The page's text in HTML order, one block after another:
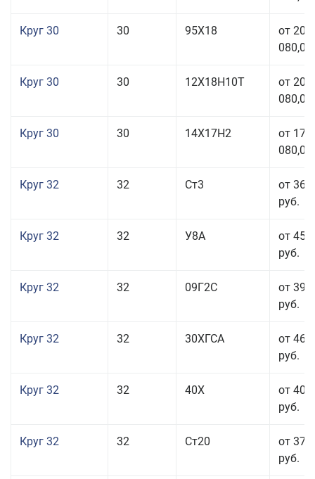
Круг 30 30 95Х18
от 208
080,00
Круг 30 30 12Х18Н10Т
от 208
080,00
Круг 30 30 14Х17Н2
от 177
080,00
Круг 32 32 Ст3
от 36
руб.
Круг 32 32 У8А
от 45
руб.
Круг 32 32 09Г2С
от 39
руб.
Круг 32 32 30ХГСА
от 46
руб.
Круг 32 32 40Х
от 40
руб.
Круг 32 32 Ст20
от 37
руб.